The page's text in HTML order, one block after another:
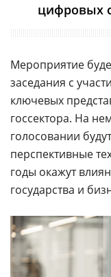
цифровых
Мероприятие
заседания с
ключевых
госсектора. На
голосовании
перспективные
годы окажут
государства и